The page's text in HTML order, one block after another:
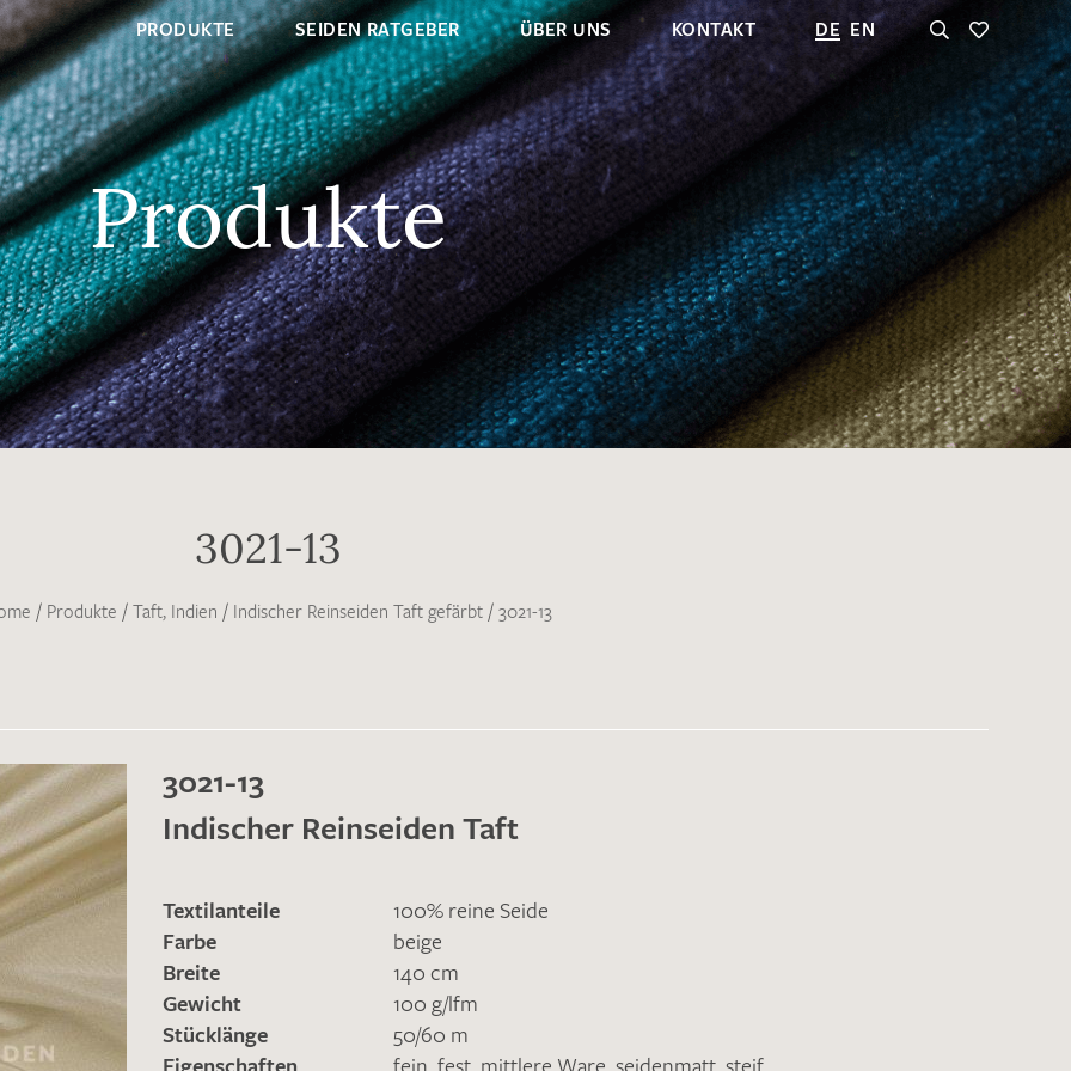
PRODUKTE SEIDEN RATGEBER ÜBER UNS KONTAKT DE EN
Produkte
3021-13
/ Produkte / Taft, Indien / Indischer Reinseiden Taft gefärbt / 3021-13
3021-13
Indischer Reinseiden Taft
Textilanteile
100% reine Seide
Farbe
beige
Breite
140 cm
Gewicht
100 g/lfm
Stücklänge
50/60 m
Eigenschaften
fein fest mittlere Ware seidenmatt steif